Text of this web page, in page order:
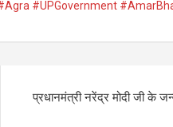
#UPGovernment
प्रधानमंत्री नरेंद्र मोदी जी के